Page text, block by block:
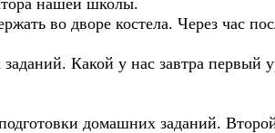
нашей школы.
во дворе костела. Через час
Какой у нас завтра первый
домашних заданий.